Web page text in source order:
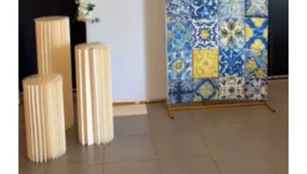
d'apporter de la dynamique à leurs visuels.
A qui s'adresse ce lot de présentoirs ?
Ce présentoir doré lot de 3 s'adresse à un public très
large. En premier lieu, les professionnels de
l'événementiel et de la décoration seront les premiers
à en tirer parti : wedding planners, décorateurs,
fleuristes, organisateurs de séminaires ou de galas. Ils
y trouveront un outil fiable, élégant et facile à mettre
en place pour structurer leurs décors.